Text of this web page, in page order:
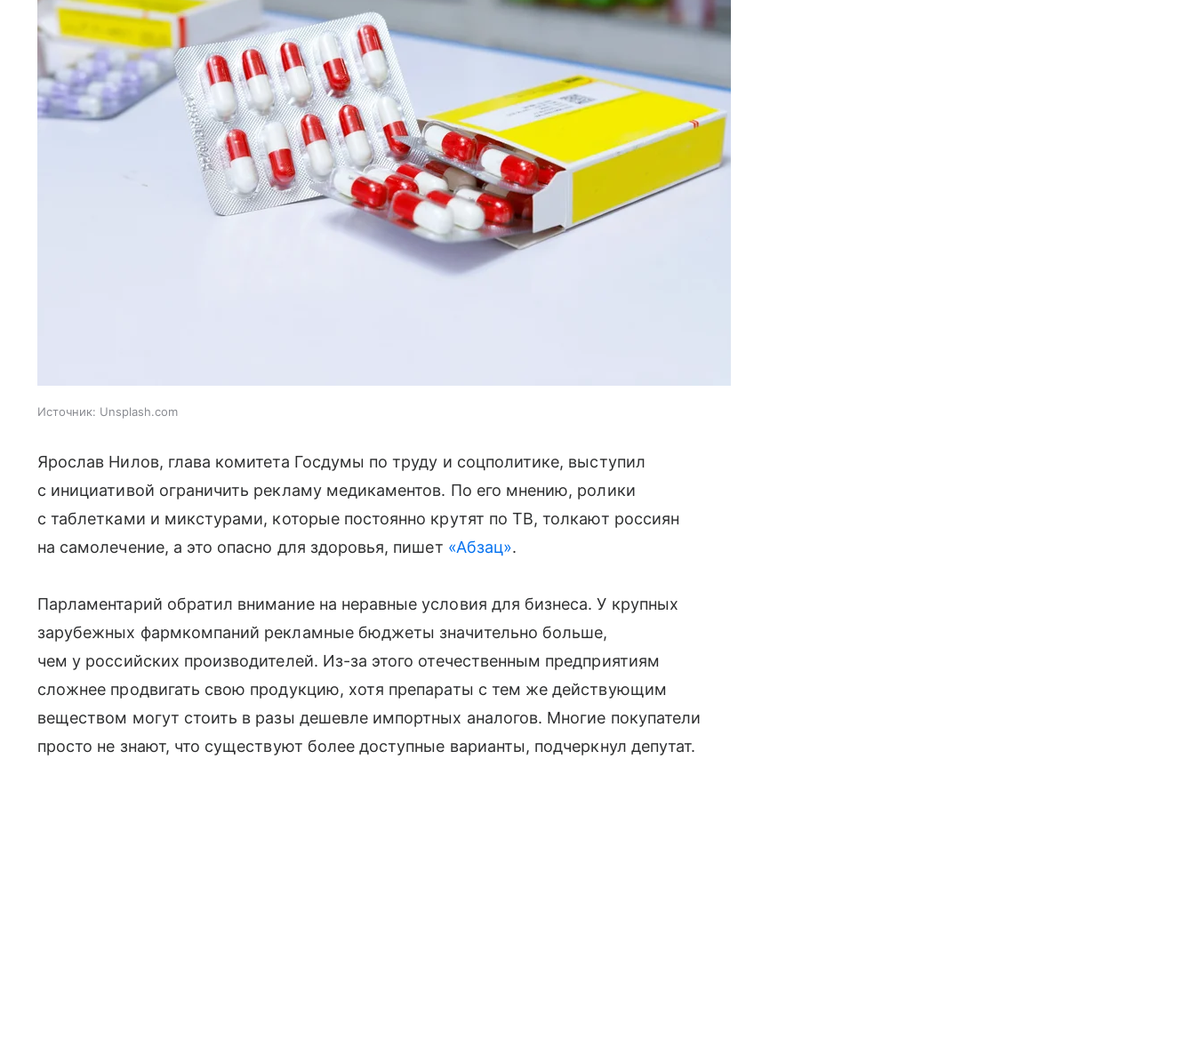
Источник: Unsplash.com
Ярослав Нилов, глава комитета Госдумы по труду и соцполитике, выступил
с инициативой ограничить рекламу медикаментов. По его мнению, ролики
с таблетками и микстурами, которые постоянно крутят по ТВ, толкают россиян
на самолечение, а это опасно для здоровья, пишет «Абзац».
Парламентарий обратил внимание на неравные условия для бизнеса. У крупных
зарубежных фармкомпаний рекламные бюджеты значительно больше,
чем у российских производителей. Из-за этого отечественным предприятиям
сложнее продвигать свою продукцию, хотя препараты с тем же действующим
веществом могут стоить в разы дешевле импортных аналогов. Многие покупатели
просто не знают, что существуют более доступные варианты, подчеркнул депутат.